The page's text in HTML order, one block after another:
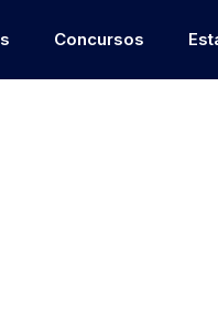
Concursos